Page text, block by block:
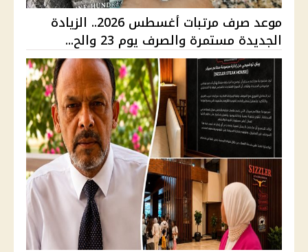
موعد صرف مرتبات أغسطس 2026.. الزيادة
الجديدة مستمرة والصرف يوم 23 والح...